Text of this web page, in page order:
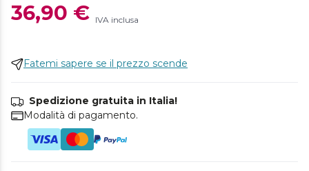
36,90 € IVA inclusa
Fatemi sapere se il prezzo scende
Spedizione gratuita in Italia!
Modalità di pagamento.